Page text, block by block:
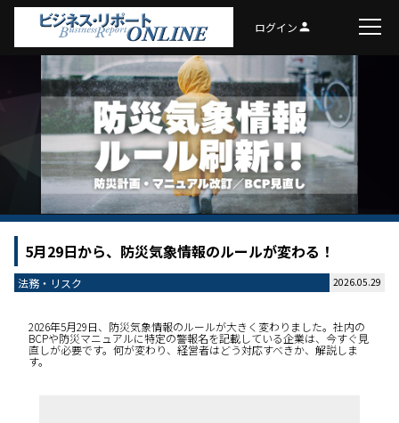
ログインperson
5月29日から、防災気象情報のルールが変わる！
法務・リスク 2026.05.29
2026年5月29日、防災気象情報のルールが大きく変わりました。社内の
BCPや防災マニュアルに特定の警報名を記載している企業は、今すぐ見
直しが必要です。何が変わり、経営者はどう対応すべきか、解説しま
す。